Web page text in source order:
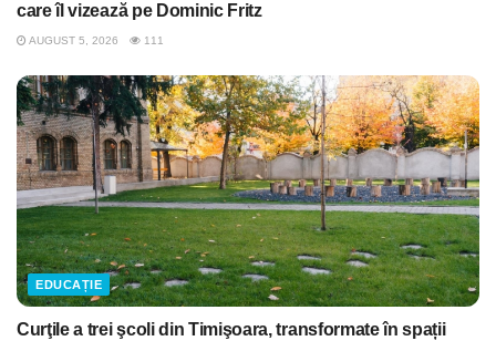
care îl vizează pe Dominic Fritz
AUGUST 5, 2026 111
EDUCAȚIE
Curţile a trei şcoli din Timişoara, transformate în spații